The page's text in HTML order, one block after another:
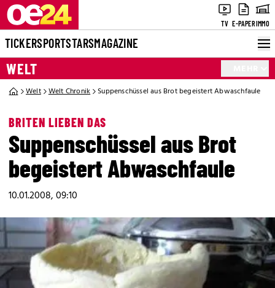
TV E-PAPERIMMO
TICKERSPORTSTARSMAGAZINE
WELT
Welt Welt Chronik Suppenschüssel aus Brot begeistert Abwaschfaule
BRITEN LIEBEN DAS
Suppenschüssel aus Brot
begeistert Abwaschfaule
10.01.2008, 09:10